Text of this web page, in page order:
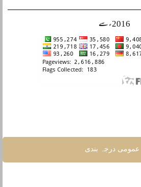
2016ء سے
عمومی درجہ بندی